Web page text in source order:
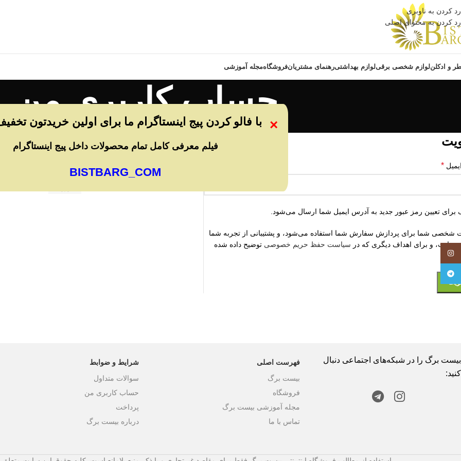
رد کردن به ناوبری
رد کردن به محتوای اصلی
و ادکلنلوازم شخصی برقیلوازم بهداشتیرهنمای مشتریانفروشگاهمجله آموزشی
حساب کاربری من
خانه/حساب کاربری من
*
برای تعیین رمز عبور جدید به آدرس ایمیل شما ارسال می‌شود.
شخصی شما برای پردازش سفارش شما استفاده می‌شود، و پشتیبانی از تجربه شما
و برای اهداف دیگری که در سیاست حفظ حریم خصوصی توضیح داده شده
حساب از قبل دارید؟
شرایط و ضوابط
سوالات متداول
حساب کاربری من
پرداخت
درباره بیست برگ
فهرست اصلی
بیست برگ
فروشگاه
مجله آموزشی بیست برگ
تماس با ما
بیست برگ را در شبکه‌های اجتماعی دنبال
کنید:
Telegram
× با فالو کردن پیج اینستاگرام ما برای اولین خریدتون
فیلم معرفی کامل تمام محصولات داخل پیج اینستاگرام
BISTBARG_COM